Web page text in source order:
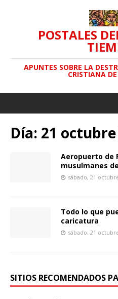
POSTALES
APUNTES SOBRE LA
CRISTIANA
Día: 21
Aeropuerto de
musulmanes
sábado, 21
Todo lo que
caricatura
sábado, 21
SITIOS RECOMENDADOS